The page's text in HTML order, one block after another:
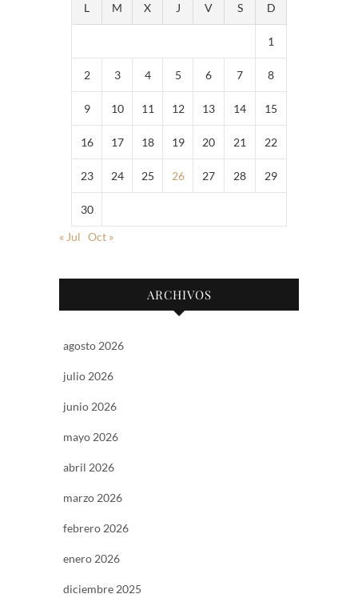
L M X J V S D
1
2 3 4 5 6 7 8
9 10 11 12 13 14 15
16 17 18 19 20 21 22
23 24 25 26 27 28 29
30
« Jul Oct »
ARCHIVOS
agosto 2026
julio 2026
junio 2026
mayo 2026
abril 2026
marzo 2026
febrero 2026
enero 2026
diciembre 2025